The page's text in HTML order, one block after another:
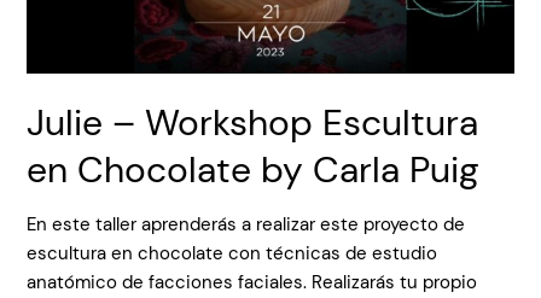
Julie – Workshop Escultura
en Chocolate by Carla Puig
En este taller aprenderás a realizar este proyecto de
escultura en chocolate con técnicas de estudio
anatómico de facciones faciales. Realizarás tu propio